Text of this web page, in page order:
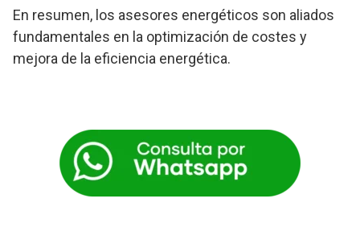
En resumen, los asesores energéticos son aliados
fundamentales en la optimización de costes y
mejora de la eficiencia energética.